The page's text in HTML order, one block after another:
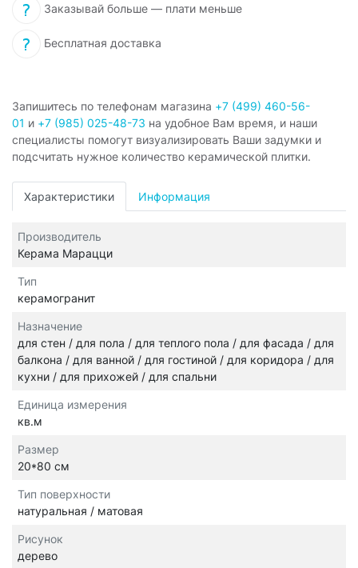
Заказывай больше — плати меньше
Бесплатная доставка
Запишитесь по телефонам магазина +7 (499) 460-56-
01 и +7 (985) 025-48-73 на удобное Вам время, и наши
специалисты помогут визуализировать Ваши задумки и
подсчитать нужное количество керамической плитки.
Характеристики Информация
Производитель
Керама Марацци
Тип
керамогранит
Назначение
для стен / для пола / для теплого пола / для фасада / для
балкона / для ванной / для гостиной / для коридора / для
кухни / для прихожей / для спальни
Единица измерения
кв.м
Размер
20*80 см
Тип поверхности
натуральная / матовая
Рисунок
дерево